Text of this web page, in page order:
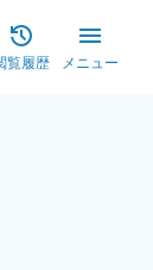
覧履歴 メニュー
ン